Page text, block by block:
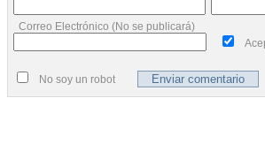
Correo Electrónico (No se publicará)
No soy un robot